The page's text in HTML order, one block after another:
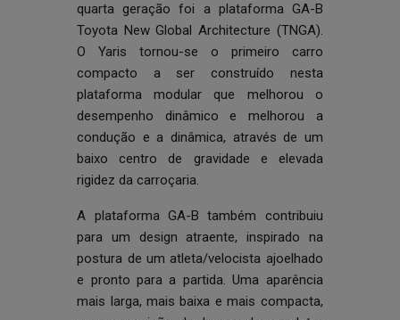
quarta geração foi a plataforma GA-B
Toyota New Global Architecture (TNGA).
O Yaris tornou-se o primeiro carro
compacto a ser construído nesta
plataforma modular que melhorou o
desempenho dinâmico e melhorou a
condução e a dinâmica, através de um
baixo centro de gravidade e elevada
rigidez da carroçaria.
A plataforma GA-B também contribuiu
para um design atraente, inspirado na
postura de um atleta/velocista ajoelhado
e pronto para a partida. Uma aparência
mais larga, mais baixa e mais compacta,